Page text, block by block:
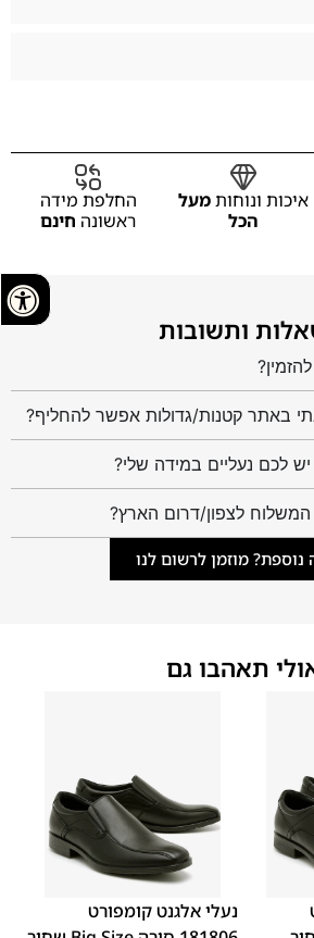
איכות ונוחותמעל
הכל
החלפת מידה
ראשונה חינם
ותשובות
באתר קטנות/גדולות אפשר להחליף?
המשלוח לצפון/דרום הארץ?
מוזמן לרשום לנו
תאהבו גם
נעלי אלגנט קומפורט